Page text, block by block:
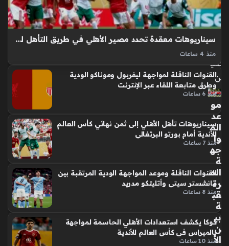
ص
فر
عتي
ن
مو
عد
الم
وا
جه
ة
الم
رت
قب
ة
بي
ن
الأ
سيناريوهات معقدة تحدد مصير الأهلي في طريق التأهل لثمن نهائي كأس العالم
منذ 4 ساعات
خسارته الأخيرة أمام بالميراس البرازيلي على ملعب ميتلايف في
الولايات المتحدة، إذ تداخلت النتائج في المجموعة الأولى لتجعل
القنوات الناقلة لمواجهة ليفربول وموناكو الودية
وطرق متابعة اللقاء عبر الإنترنت
منذ 6 ساعات
سيناريوهات تأهل الأهلي إلى ثمن نهائي كأس العالم
للأندية أمام بورتو البرتغالي
منذ 7 ساعات
القنوات الناقلة وموعد المواجهة الودية المرتقبة بين
مانشستر سيتي وأتليتكو مدريد
منذ 8 ساعات
كوكا يكشف استعدادات الأهلي الحاسمة لمواجهة
بالميراس في كأس العالم للأندية
منذ 10 ساعات